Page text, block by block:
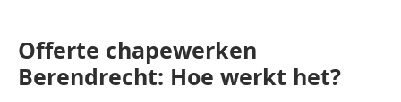
Offerte chapewerken
Berendrecht: Hoe werkt het?